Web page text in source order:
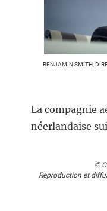
BENJAMIN SMITH,
La compagnie
néerlandaise
©
Reproduction et